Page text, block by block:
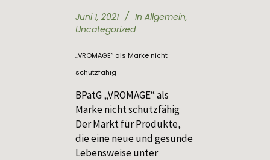
Juni 1, 2021 In Allgemein,
Uncategorized
„VROMAGE“ als Marke nicht
schutzfähig
BPatG „VROMAGE“ als
Marke nicht schutzfähig
Der Markt für Produkte,
die eine neue und gesunde
Lebensweise unter